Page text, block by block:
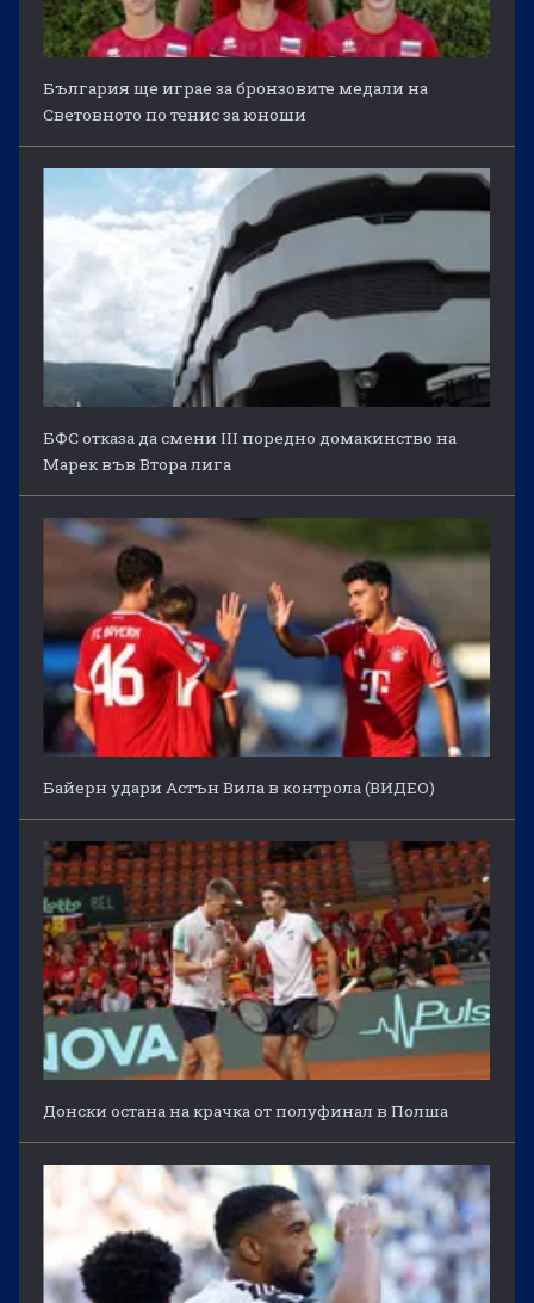
България ще играе за бронзовите медали на
Световното по тенис за юноши
БФС отказа да смени III поредно домакинство на
Марек във Втора лига
Байерн удари Астън Вила в контрола (ВИДЕО)
Донски остана на крачка от полуфинал в Полша